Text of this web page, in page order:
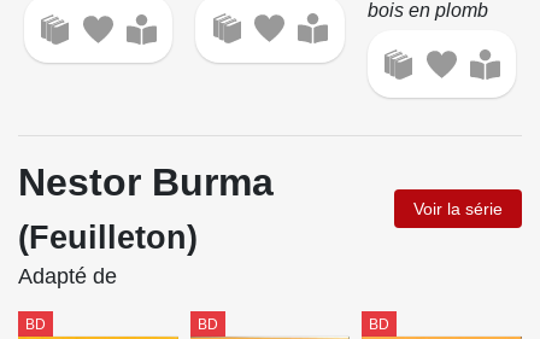
bois en plomb
Nestor Burma
(Feuilleton)
Voir la série
Adapté de
BD BD BD